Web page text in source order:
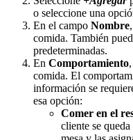
o seleccione una
En el campo Nombre
comida. También
predeterminadas.
En Comportamiento
comida. El
información se
esa opción:
Comer en el
cliente se